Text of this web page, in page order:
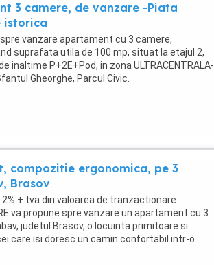
3 camere, de vanzare -Piata
istorica
vanzare apartament cu 3 camere,
suprafata utila de 100 mp, situat la etajul 2,
inaltime P+2E+Pod, in zona ULTRACENTRALA-
Gheorghe, Parcul Civic.
este urmatoarea: - 2 dormitore; - ...
compozitie ergonomica, pe 3
Brasov
+ tva din valoarea de tranzactionare
va propune spre vanzare un apartament cu 3
judetul Brasov, o locuinta primitoare si
care isi doresc un camin confortabil intr-o
utila ...